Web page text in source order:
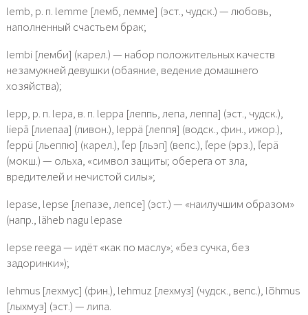
lemb, р. п. lemme [лемб, лемме] (эст., чудск.) — любовь,
наполненный счастьем брак;
lembi [лемби] (карел.) — набор положительных качеств
незамужней девушки (обаяние, ведение домашнего
хозяйства);
lepp, р. п. lepa, в. п. leppa [леппь, лепа, леппа] (эст., чудск.),
liepā [лиепаа] (ливон.), leppä [леппя] (водск., фин., ижор.),
ľeppü [льеппю] (карел.), ľep [льэп] (вепс.), ľepe (эрз.), ľepä
(мокш.) — ольха, «символ защиты; оберега от зла,
вредителей и нечистой силы»;
lepase, lepse [лепазе, лепсе] (эст.) — «наилучшим образом»
(напр., läheb nagu lepase
lepse reega — идёт «как по маслу»; «без сучка, без
задоринки»);
lehmus [лехмус] (фин.), lehmuz [лехмуз] (чудск., вепс.), lõhmus
[лыхмуз] (эст.) — липа.